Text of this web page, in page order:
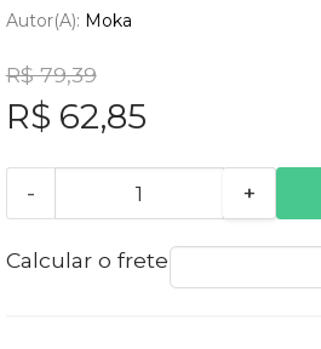
Autor(a): Moka
R$ 79,39
R$ 62,85
- +
Calcular o frete